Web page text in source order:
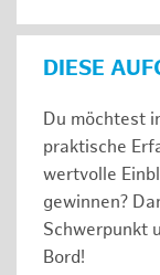
DIESE
Du möchtest
praktische
wertvolle
gewinnen?
Schwerpunkt
Bord!